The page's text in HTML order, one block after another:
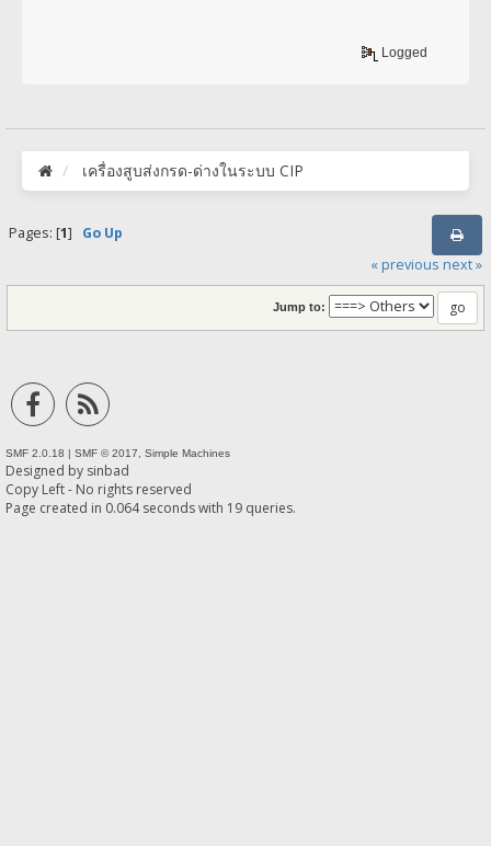
Logged
เครื่องสูบส่งกรด-ด่างในระบบ CIP
Pages: [1] Go Up
« previous next »
Jump to:
SMF 2.0.18 | SMF © 2017, Simple Machines
Designed by sinbad
Copy Left - No rights reserved
Page created in 0.064 seconds with 19 queries.